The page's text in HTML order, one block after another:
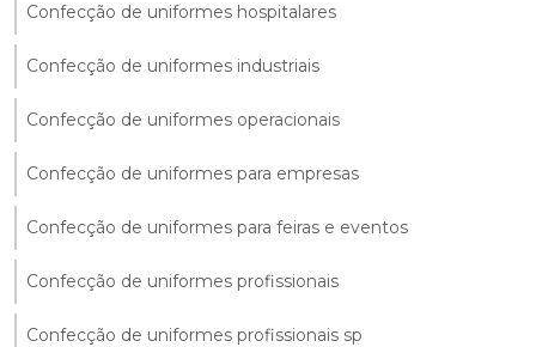
Confecção de uniformes hospitalares
Confecção de uniformes industriais
Confecção de uniformes operacionais
Confecção de uniformes para empresas
Confecção de uniformes para feiras e eventos
Confecção de uniformes profissionais
Confecção de uniformes profissionais sp